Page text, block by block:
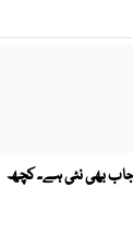
جاب بھی نئی ہے۔ کچھ